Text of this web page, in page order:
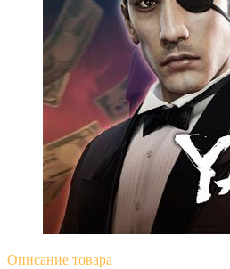
Описание товара